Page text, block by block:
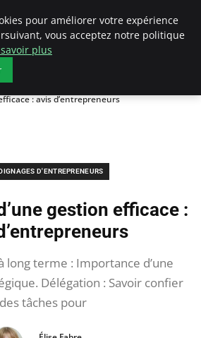
: avis d’entrepreneurs
D'ENTREPRENEURS
gestion efficace :
long terme : Importance d’une
Délégation : Savoir confier
des tâches pour
pour améliorer votre expérience
vous acceptez notre politique
plus